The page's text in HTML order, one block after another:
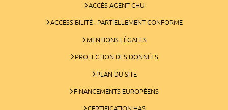
ACCÈS AGENT CHU
ACCESSIBILITÉ : PARTIELLEMENT CONFORME
MENTIONS LÉGALES
PROTECTION DES DONNÉES
PLAN DU SITE
FINANCEMENTS EUROPÉENS
CERTIFICATION HAS